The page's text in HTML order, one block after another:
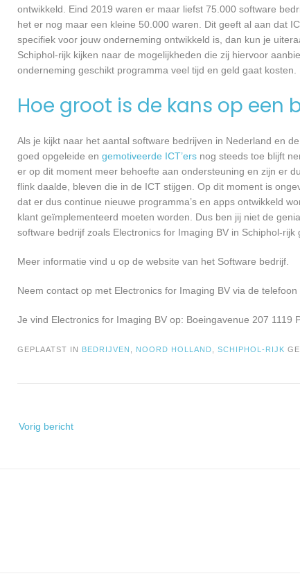
ontwikkeld. Eind 2019 waren er maar liefst 75.000 software
het er nog maar een kleine 50.000 waren. Dit geeft al aan dat
specifiek voor jouw onderneming ontwikkeld is, dan kun je
Schiphol-rijk kijken naar de mogelijkheden die zij hiervoor
onderneming geschikt programma veel tijd en geld gaat kosten.
Hoe groot is de kans op een
Als je kijkt naar het aantal software bedrijven in Nederland en
goed opgeleide en gemotiveerde ICT’ers nog steeds toe blijft
er op dit moment meer behoefte aan ondersteuning en zijn er
flink daalde, bleven die in de ICT stijgen. Op dit moment is
dat er dus continue nieuwe programma’s en apps ontwikkeld
klant geïmplementeerd moeten worden. Dus ben jij niet de
software bedrijf zoals Electronics for Imaging BV in Schiphol-
Meer informatie vind u op de website van het Software bedrijf.
Neem contact op met Electronics for Imaging BV via de
Je vind Electronics for Imaging BV op: Boeingavenue 207 1119
GEPLAATST IN BEDRIJVEN NOORD HOLLAND SCHIPHOL-RIJK
navigatie
Vorig bericht